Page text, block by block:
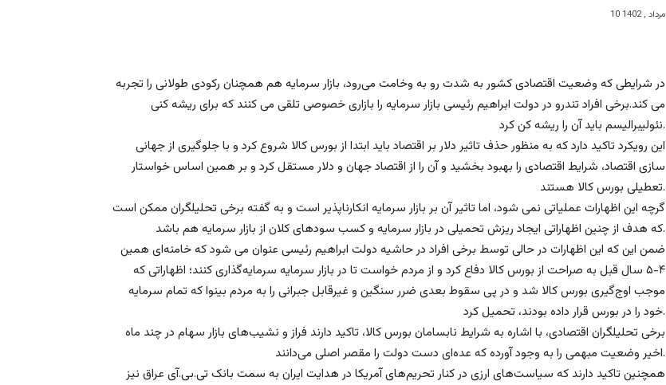
10 مرداد , 1402
در شرایطی که وضعیت اقتصادی کشور به شدت رو به وخامت می‌رود، بازار سرمایه هم همچنان رکودی طولانی را تجربه
می کند.برخی افراد تندرو در دولت ابراهیم رئیسی بازار سرمایه را بازاری خصوصی تلقی می کنند که برای ریشه کنی
نئولیبرالیسم باید آن را ریشه کن کرد.
این رویکرد تاکید دارد که به منظور حذف تاثیر دلار بر اقتصاد باید ابتدا از بورس کالا شروع کرد و با جلوگیری از جهانی
سازی اقتصاد، شرایط اقتصادی را بهبود بخشید و آن را از اقتصاد جهان و دلار مستقل کرد و بر همین اساس خواستار
تعطیلی بورس کالا هستند.
گرچه این اظهارات عملیاتی نمی شود، اما تاثیر آن بر بازار سرمایه انکارناپذیر است و به گفته برخی تحلیلگران ممکن است
که هدف از چنین اظهاراتی ایجاد ریزش تحمیلی در بازار سرمایه و کسب سودهای کلان از بازار سرمایه هم باشد.
ضمن این که این اظهارات در حالی توسط برخی افراد در حاشیه دولت ابراهیم رئیسی عنوان می شود که خامنه‌ای همین
۴-۵ سال قبل به صراحت از بورس کالا دفاع کرد و از مردم خواست تا در بازار سرمایه سرمایه‌گذاری کنند؛ اظهاراتی که
موجب اوج‌گیری بورس کالا شد و در پی سقوط بعدی ضرر سنگین و غیرقابل جبرانی را به مردم بینوا که تمام سرمایه
خود را در بورس قرار داده بودند، تحمیل کرد.
برخی تحلیلگران اقتصادی، با اشاره به شرایط نابسامان بورس کالا، تاکید دارند فراز و نشیب‌های بازار سهام در چند ماه
اخیر وضعیت مبهمی را به وجود آورده که عده‌ای دست دولت را مقصر اصلی می‌دانند.
همچنین تاکید دارند که سیاست‌های ارزی در کنار تحریم‌های آمریکا در هدایت ایران به سمت بانک تی.بی.آی عراق نیز